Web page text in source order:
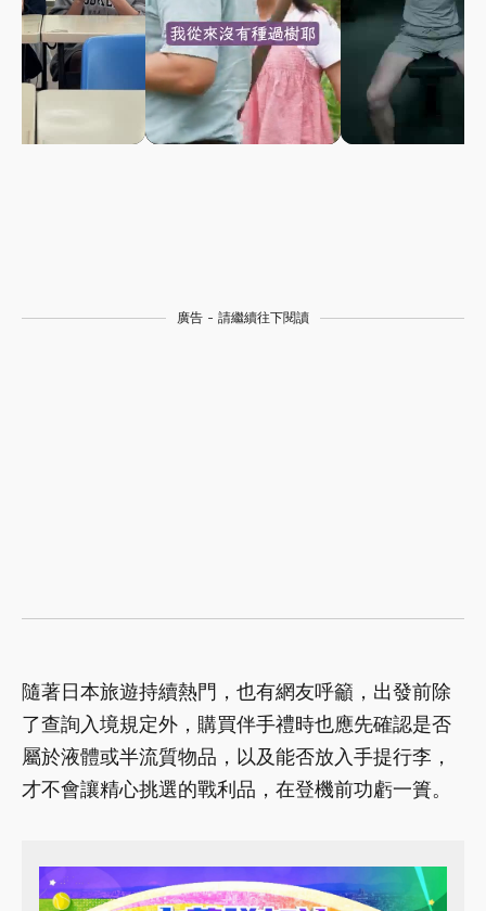
廣告 - 請繼續往下閱讀
隨著日本旅遊持續熱門，也有網友呼籲，出發前除
了查詢入境規定外，購買伴手禮時也應先確認是否
屬於液體或半流質物品，以及能否放入手提行李，
才不會讓精心挑選的戰利品，在登機前功虧一簣。